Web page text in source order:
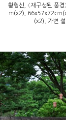
황형신, 〈재구성된 풍
m(x2),
(x2), 가변